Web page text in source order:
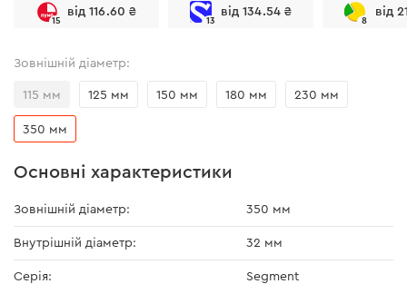
15
від 116.60 ₴
13
від 134.54 ₴
8
від
Зовнішній діаметр:
115 мм 125 мм 150 мм 180 мм 230 мм
350 мм
Основні характеристики
Зовнішній діаметр: 350 мм
Внутрішній діаметр: 32 мм
Серія: Segment